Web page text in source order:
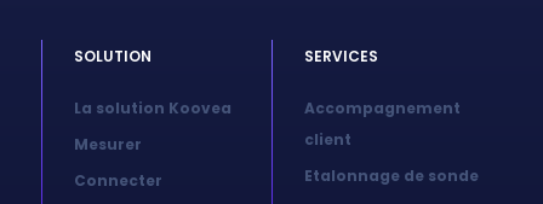
SOLUTION
La solution Koovea
Mesurer
Connecter
SERVICES
Accompagnement
client
Etalonnage de sonde